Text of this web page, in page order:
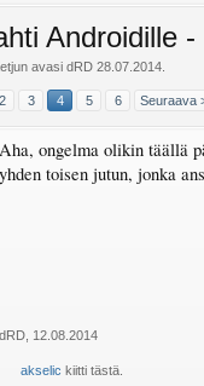
Androidille
avasi dRD 28.07.2014
2 3 4 5 6 Seuraava
Aha, ongelma olikin täällä
yhden toisen jutun, jonka
dRD 12.08.2014
akselic kiitti tästä.